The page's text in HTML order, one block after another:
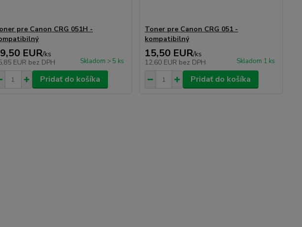
pre Canon CRG 051H -
EUR/ks
EUR bez DPH Skladom > 5 ks
Pridať do košíka
Toner pre Canon CRG 051 -
kompatibilný
15,50 EUR/ks
12,60 EUR bez DPH Skladom 1 ks
Pridať do košíka